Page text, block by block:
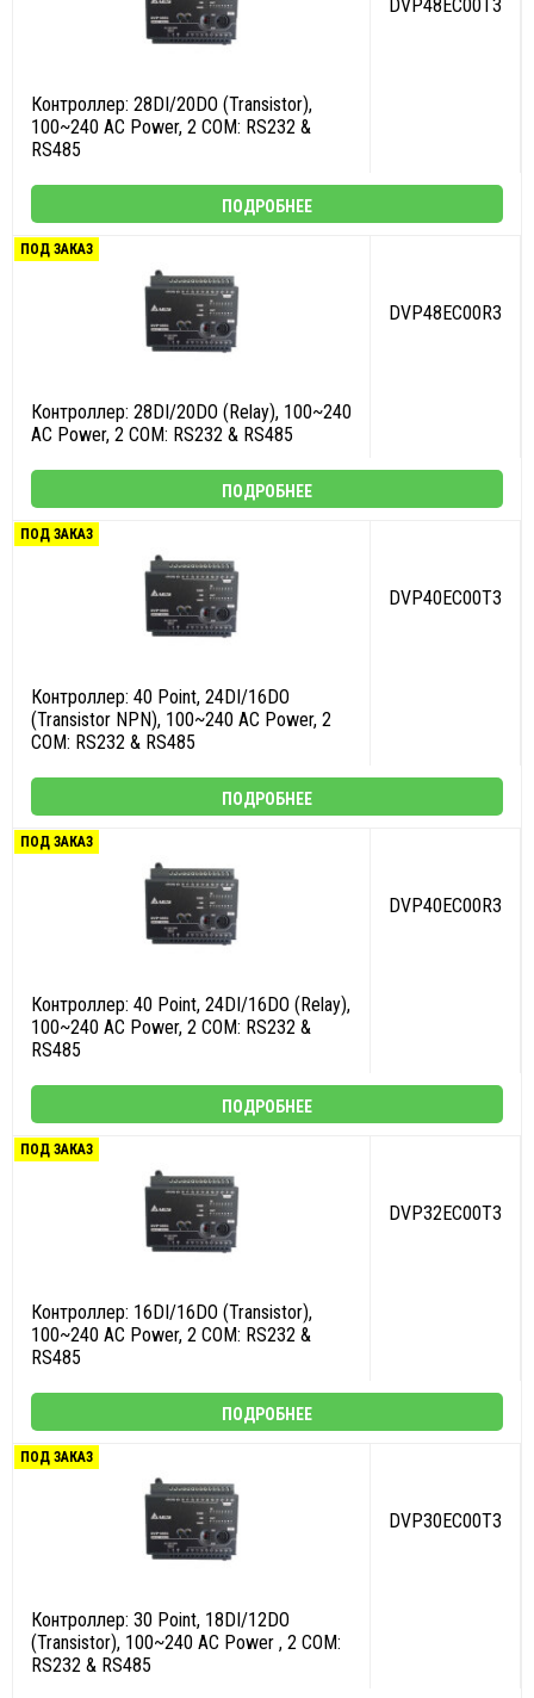
DVP48EC00T3
Контроллер: 28DI/20DO (Transistor),
100~240 AC Power, 2 COM: RS232 &
RS485
ПОДРОБНЕЕ
ПОД ЗАКАЗ
DVP48EC00R3
Контроллер: 28DI/20DO (Relay), 100~240
AC Power, 2 COM: RS232 & RS485
ПОДРОБНЕЕ
ПОД ЗАКАЗ
DVP40EC00T3
Контроллер: 40 Point, 24DI/16DO
(Transistor NPN), 100~240 AC Power, 2
COM: RS232 & RS485
ПОДРОБНЕЕ
ПОД ЗАКАЗ
DVP40EC00R3
Контроллер: 40 Point, 24DI/16DO (Relay),
100~240 AC Power, 2 COM: RS232 &
RS485
ПОДРОБНЕЕ
ПОД ЗАКАЗ
DVP32EC00T3
Контроллер: 16DI/16DO (Transistor),
100~240 AC Power, 2 COM: RS232 &
RS485
ПОДРОБНЕЕ
ПОД ЗАКАЗ
DVP30EC00T3
Контроллер: 30 Point, 18DI/12DO
(Transistor), 100~240 AC Power , 2 COM:
RS232 & RS485